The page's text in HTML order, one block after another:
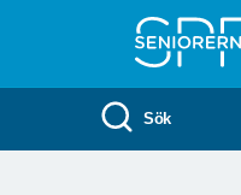
Sök